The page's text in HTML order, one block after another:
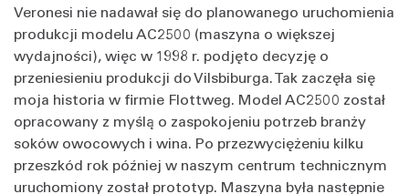
Veronesi nie nadawał się do planowanego uruchomienia
produkcji modelu AC2500 (maszyna o większej
wydajności), więc w 1998 r. podjęto decyzję o
przeniesieniu produkcji do Vilsbiburga. Tak zaczęła się
moja historia w firmie Flottweg. Model AC2500 został
opracowany z myślą o zaspokojeniu potrzeb branży
soków owocowych i wina. Po przezwyciężeniu kilku
przeszkód rok później w naszym centrum technicznym
uruchomiony został prototyp. Maszyna była następnie